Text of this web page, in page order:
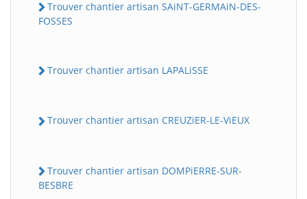
Trouver chantier artisan SAiNT-GERMAiN-DES-
FOSSES
Trouver chantier artisan LAPALiSSE
Trouver chantier artisan CREUZiER-LE-ViEUX
Trouver chantier artisan DOMPiERRE-SUR-
BESBRE